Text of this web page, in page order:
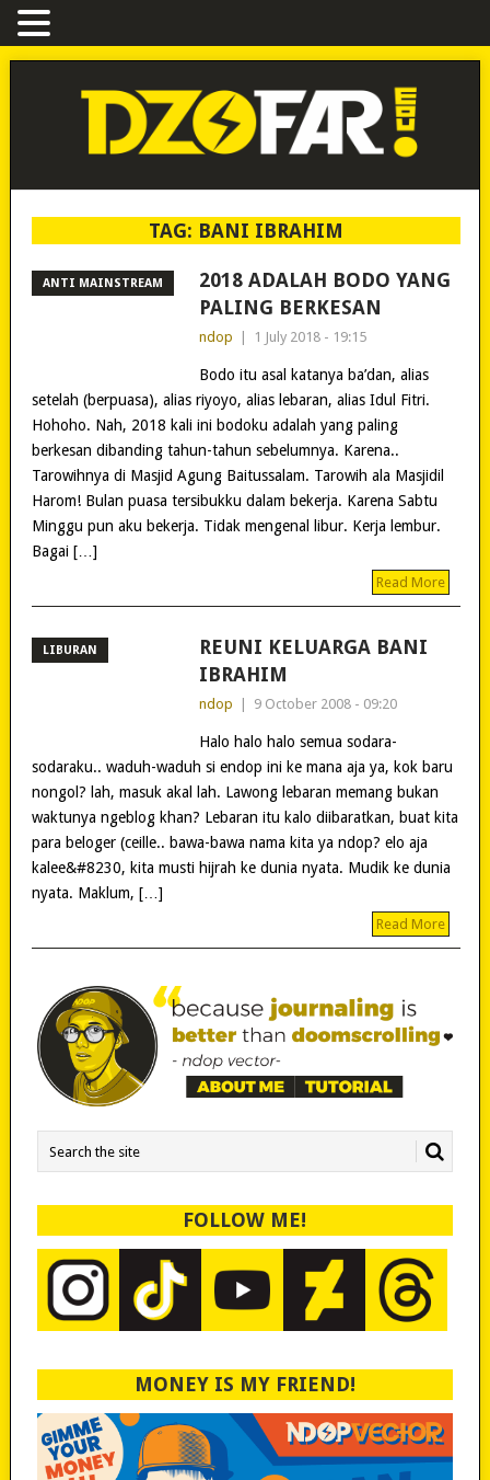
TAG: BANI IBRAHIM
ANTI MAINSTREAM
2018 ADALAH BODO YANG
PALING BERKESAN
ndop 1 July 2018 - 19:15
Bodo itu asal katanya ba’dan, alias
setelah (berpuasa), alias riyoyo, alias lebaran, alias Idul Fitri.
Hohoho. Nah, 2018 kali ini bodoku adalah yang paling
berkesan dibanding tahun-tahun sebelumnya. Karena..
Tarowihnya di Masjid Agung Baitussalam. Tarowih ala Masjidil
Harom! Bulan puasa tersibukku dalam bekerja. Karena Sabtu
Minggu pun aku bekerja. Tidak mengenal libur. Kerja lembur.
Bagai […]
Read More
LIBURAN
REUNI KELUARGA BANI
IBRAHIM
ndop 9 October 2008 - 09:20
Halo halo halo semua sodara-
sodaraku.. waduh-waduh si endop ini ke mana aja ya, kok baru
nongol? lah, masuk akal lah. Lawong lebaran memang bukan
waktunya ngeblog khan? Lebaran itu kalo diibaratkan, buat kita
para beloger (ceille.. bawa-bawa nama kita ya ndop? elo aja
kalee&#8230, kita musti hijrah ke dunia nyata. Mudik ke dunia
nyata. Maklum, […]
Read More
FOLLOW ME!
MONEY IS MY FRIEND!